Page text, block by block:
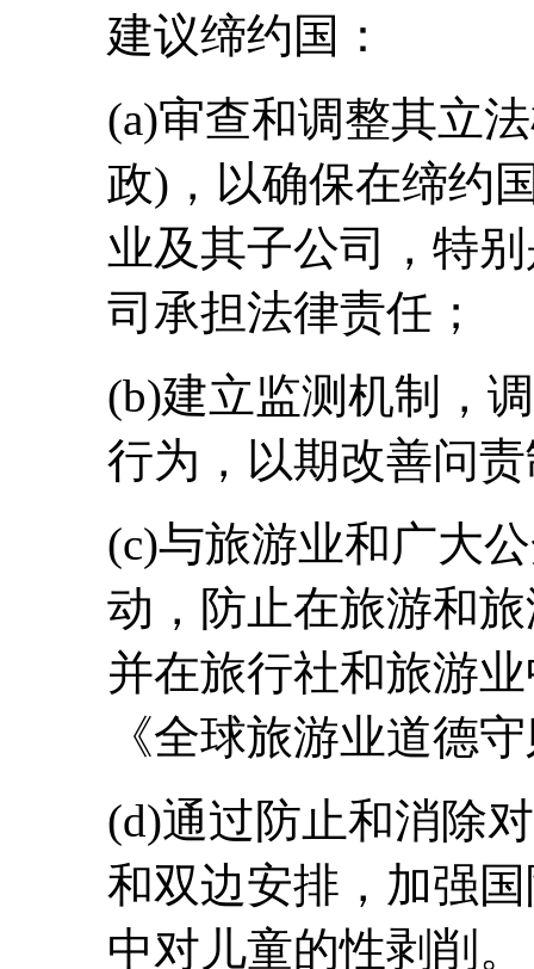
建议缔约国：
(a)审查和调整其立
政)，以确保在缔约
业及其子公司，特
司承担法律责任；
(b)建立监测机制，
行为，以期改善问
(c)与旅游业和广大
动，防止在旅游和
并在旅行社和旅游
《全球旅游业道德
(d)通过防止和消除
和双边安排，加强
中对儿童的性剥削。